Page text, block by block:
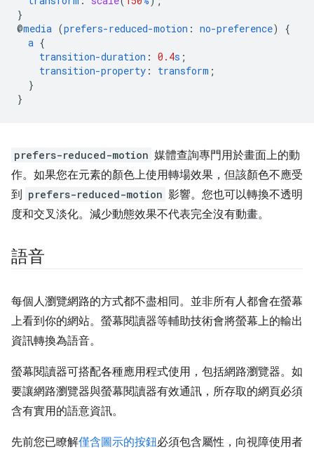
}
@media (prefers-reduced-motion : no-preference)
{
a {
transition-duration : 0.4s ;
transition-property : transform ;
}
}
prefers-reduced-motion 媒體查詢專門用於畫面上的動
作。如果您在元素的顏色上使用轉場效果，但該顏色不應受
到 prefers-reduced-motion 影響。您也可以轉換不透明
度和交叉淡化。減少動態效果不代表完全沒有動畫。
語音
每個人瀏覽網路的方式都不盡相同。並非所有人都會在螢幕
上看到你的網站。螢幕閱讀器等輔助技術會將螢幕上的輸出
資訊轉換為語音。
螢幕閱讀器可搭配各種應用程式使用，包括網路瀏覽器。如
要讓網路瀏覽器與螢幕閱讀器有效通訊，所存取的網頁必須
含有實用的語意資訊。
先前您已瞭解僅含圖示的按鈕必須包含屬性，向視障使用者